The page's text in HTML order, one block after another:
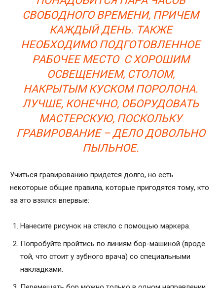
СВОБОДНОГО ВРЕМЕНИ, ПРИЧЕМ
КАЖДЫЙ ДЕНЬ. ТАКЖЕ
НЕОБХОДИМО ПОДГОТОВЛЕННОЕ
РАБОЧЕЕ МЕСТО С ХОРОШИМ
ОСВЕЩЕНИЕМ, СТОЛОМ,
НАКРЫТЫМ КУСКОМ ПОРОЛОНА.
ЛУЧШЕ, КОНЕЧНО, ОБОРУДОВАТЬ
МАСТЕРСКУЮ, ПОСКОЛЬКУ
ГРАВИРОВАНИЕ – ДЕЛО ДОВОЛЬНО
ПЫЛЬНОЕ.
Учиться гравированию придется долго, но есть
некоторые общие правила, которые пригодятся тому, кто
за это взялся впервые:
Нанесите рисунок на стекло с помощью маркера.
Попробуйте пройтись по линиям бор-машиной (вроде
той, что стоит у зубного врача) со специальными
накладками.